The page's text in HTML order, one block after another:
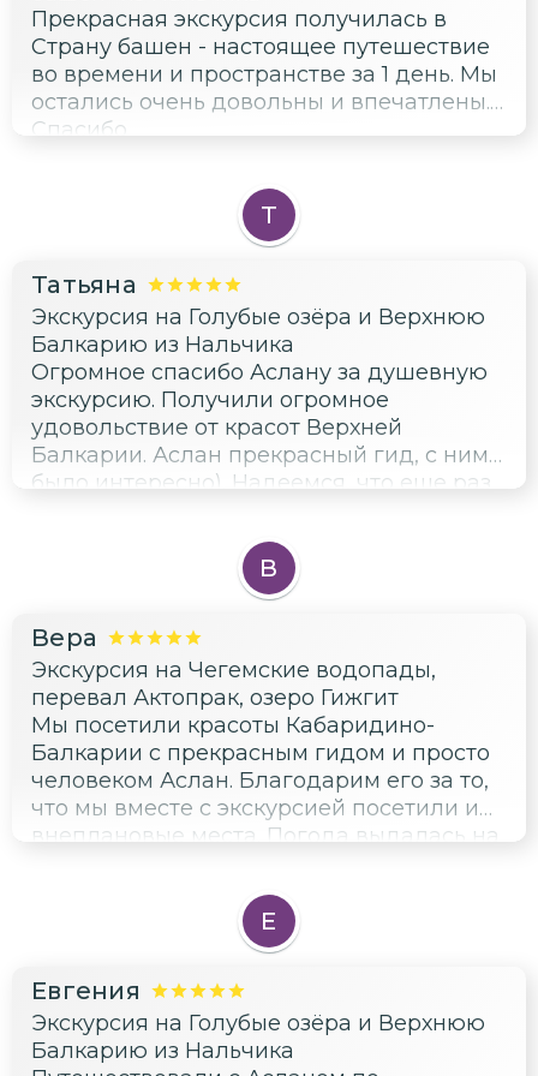
аккуратный водитель. Спасибо Вам
огромное, Аслан, за прекрасно
проведённое время! Желаем
процветания и долголетия, в том числе и
профессионального, Вам и Вашим
Прекрасная экскурсия получилась в
Страну башен - настоящее путешествие
во времени и пространстве за 1 день. Мы
остались очень довольны и впечатлены.
Спасибо
Т
Татьяна
Экскурсия на Голубые озёра и Верхнюю
Балкарию из Нальчика
Огромное спасибо Аслану за душевную
экскурсию. Получили огромное
удовольствие от красот Верхней
Балкарии. Аслан прекрасный гид, с ним
было интересно). Надеемся, что еще раз
обязательно с Асланом посетим другие
места прекрасного горного края . Аслан
спасибо Вам за сопровождение!)
В
Вера
Экскурсия на Чегемские водопады,
перевал Актопрак, озеро Гижгит
Мы посетили красоты Кабаридино-
Балкарии с прекрасным гидом и просто
человеком Аслан. Благодарим его за то,
что мы вместе с экскурсией посетили и
внеплановые места. Погода выдалась на
что много не увидим, но Аслан наполнил
экскурсию новыми местами.
Е
Евгения
Экскурсия на Голубые озёра и Верхнюю
Балкарию из Нальчика